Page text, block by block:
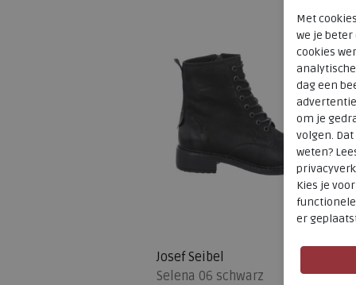
Josef Seibel
Selena 06 schwarz
Met
we je
cookies
dag een
om je
volgen.
weten?
Kies je voor
functionele
er